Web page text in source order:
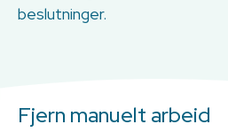
beslutninger.
Fjern manuelt arbeid